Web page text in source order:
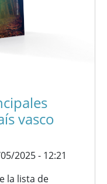
vasco
2025 - 12:21
la lista de